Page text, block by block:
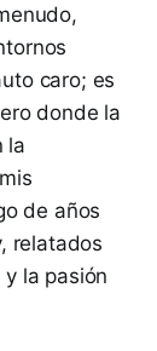
caro; es
donde la
la
de años
relatados
la pasión